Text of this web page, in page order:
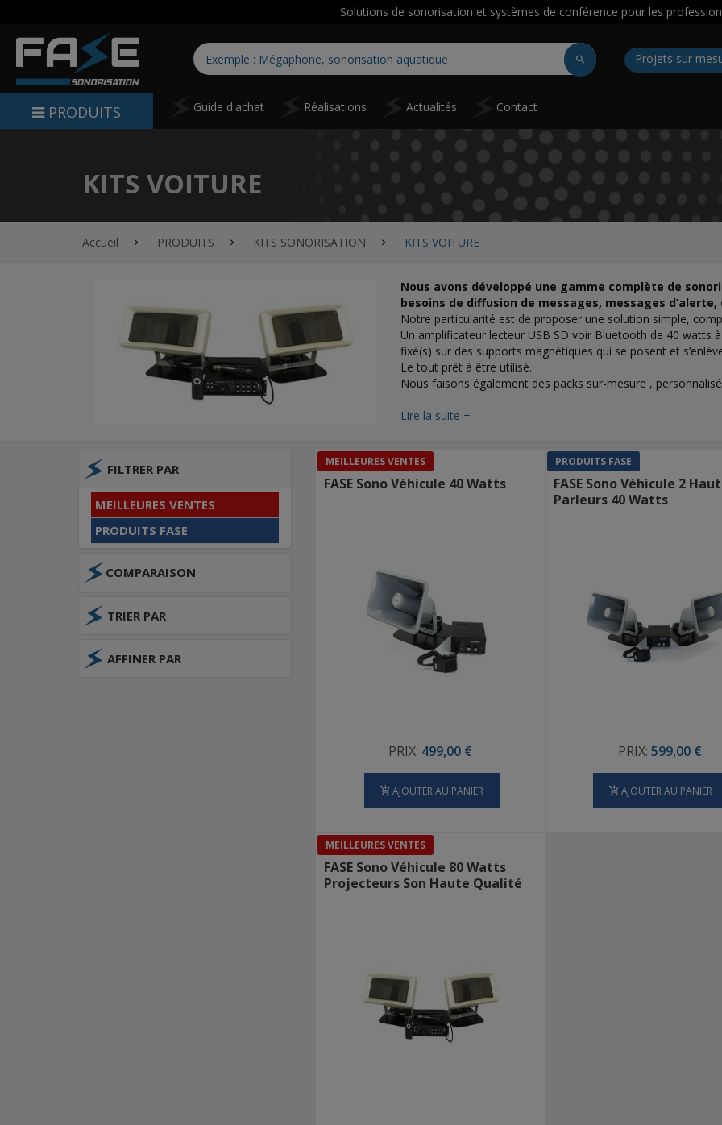
Solutions de sonorisation et systèmes de conférence pour les
PRODUITS
Projets sur
Guide d'achat Réalisations Actualités Contact
KITS VOITURE
Accueil PRODUITS KITS SONORISATION KITS VOITURE
Nous avons développé une gamme complète de
besoins de diffusion de messages, messages
Notre particularité est de proposer une solution simple,
Un amplificateur lecteur USB SD voir Bluetooth de 40 watts
fixé(s) sur des supports magnétiques qui se posent et
Le tout prêt à être utilisé.
Nous faisons également des packs sur-mesure ,
Lire la suite +
FILTRER PAR
MEILLEURES VENTES
PRODUITS FASE
COMPARAISON
TRIER PAR
AFFINER PAR
MEILLEURES VENTES
FASE Sono Véhicule 40 Watts
PRIX: 499,00 €
AJOUTER AU PANIER
PRODUITS FASE
FASE Sono Véhicule 2
Parleurs 40 Watts
PRIX: 599,00 €
AJOUTER AU PANIER
MEILLEURES VENTES
FASE Sono Véhicule 80 Watts
Projecteurs Son Haute Qualité